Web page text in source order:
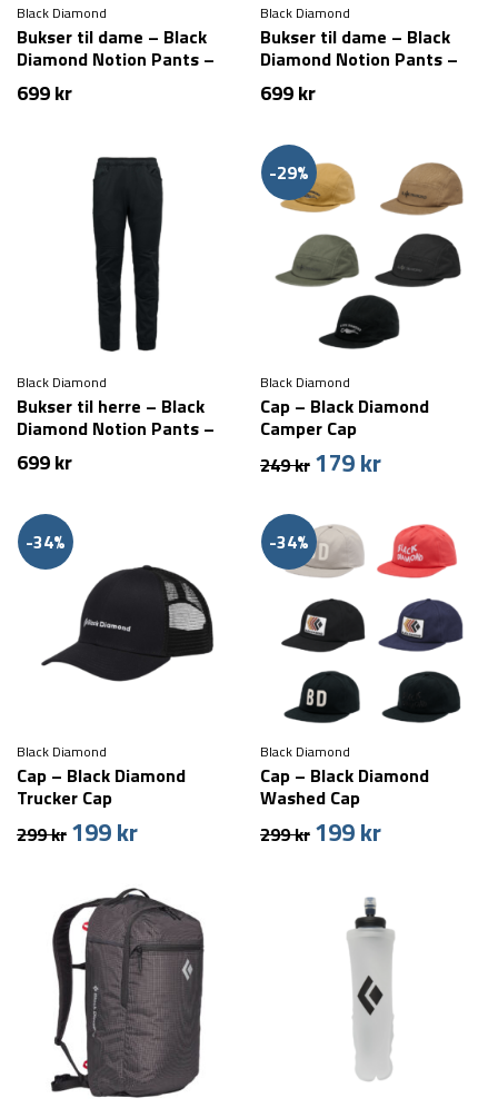
Black Diamond
Bukser til dame – Black
Diamond Notion Pants –
Blå
699kr
Black Diamond
Bukser til dame – Black
Diamond Notion Pants –
Brun
699kr
Black Diamond
Bukser til herre – Black
Diamond Notion Pants –
Sort
699kr
-29%
Black Diamond
Cap – Black Diamond
Camper Cap
249kr Den
var:
249 kr.
179krDen
er:
179 kr.
-34%
Black Diamond
Cap – Black Diamond
Trucker Cap
299kr Den
var:
299 kr.
199krDen
er:
199 kr.
-34%
Black Diamond
Cap – Black Diamond
Washed Cap
299kr Den
299 kr.
199krDen
199 kr.